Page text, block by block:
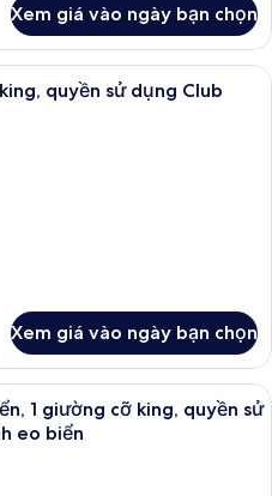
Xem giá vào ngày bạn chọn
Bộ đồ giường cao cấp, minibar, két
quyền sử dụng Club
Xem giá vào ngày bạn chọn
Phòng Suite phong cách cổ điển, 1
1 giường cỡ king, quyền sử
eo biển